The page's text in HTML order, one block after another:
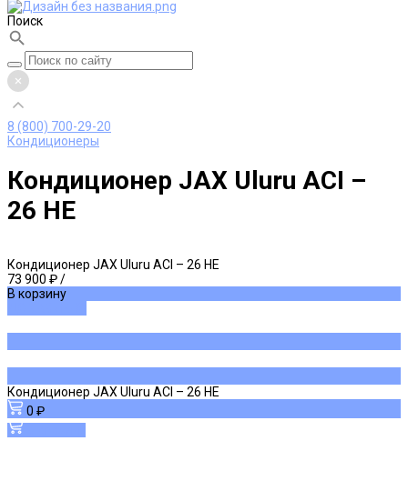
Поиск
8 (800) 700-29-20
Кондиционеры
Кондиционер JAX Uluru ACI –
26 HE
Кондиционер JAX Uluru ACI – 26 HE
73 900 ₽/
В корзину
Кондиционер JAX Uluru ACI – 26 HE
0 ₽